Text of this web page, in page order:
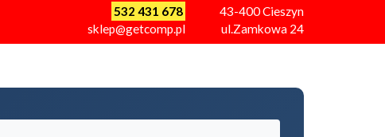
532 431 678
sklep@getcomp.pl
43-400Cieszyn
ul.Zamkowa 24